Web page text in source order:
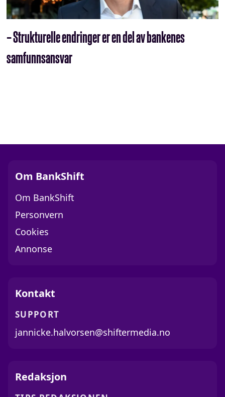
– Strukturelle endringer er en del av bankenes
samfunnsansvar
Om BankShift
Om BankShift
Personvern
Cookies
Annonse
Kontakt
SUPPORT
jannicke.halvorsen@shiftermedia.no
Redaksjon